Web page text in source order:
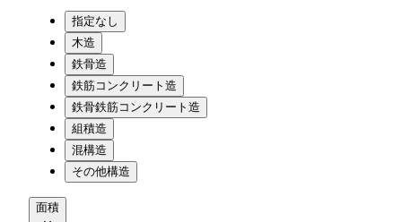
指定なし
木造
鉄骨造
鉄筋コンクリート造
鉄骨鉄筋コンクリート造
組積造
混構造
その他構造
面積